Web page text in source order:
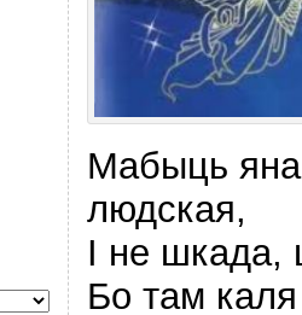
Мабыць
людская,
I не шкада,
Бо там